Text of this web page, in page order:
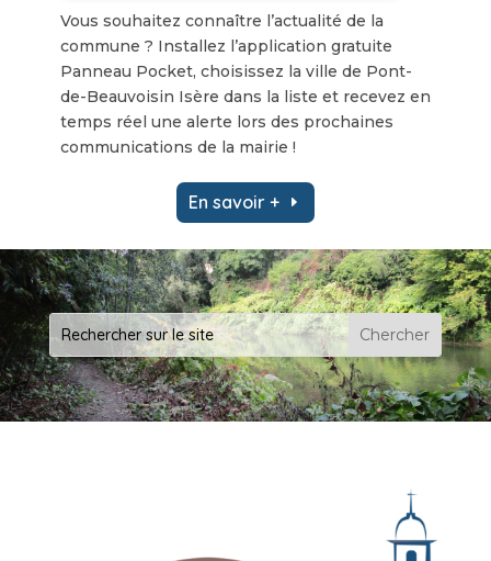
Vous souhaitez connaître l’actualité de la
commune ? Installez l’application gratuite
Panneau Pocket, choisissez la ville de Pont-
de-Beauvoisin Isère dans la liste et recevez en
temps réel une alerte lors des prochaines
communications de la mairie !
En savoir +